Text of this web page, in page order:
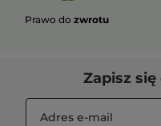
Prawo dozwrotu
Zapisz